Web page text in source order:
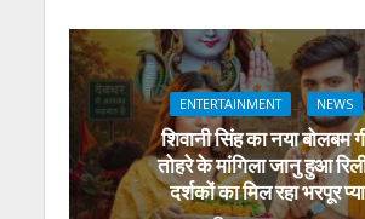
ENTERTAINMENT NEWS
शिवानी सिंह का नया बोलबम
तोहरे के मांगिला जानु हुआ
दर्शकों का मिल रहा भरपूर